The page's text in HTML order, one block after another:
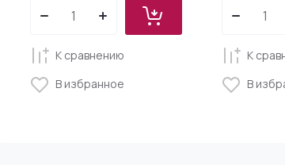
К сравнению
В избранное
К
В